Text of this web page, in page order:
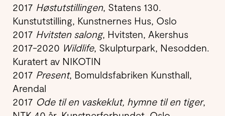
2017 Høstutstillingen, Statens 130.
Kunstutstilling, Kunstnernes Hus, Oslo
2017 Hvitsten salong, Hvitsten, Akershus
2017-2020 Wildlife, Skulpturpark, Nesodden.
Kuratert av NIKOTIN
2017 Present, Bomuldsfabriken Kunsthall,
Arendal
2017 Ode til en vaskeklut, hymne til en tiger,